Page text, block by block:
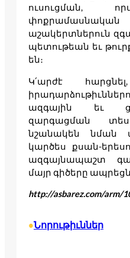
ուսուցման,
աշակերտներուն
պետութեան եւ
են։
Կ՛արժէ
ազգային եւ
զարգացման
նշանակեն նման
կարծես քսան-
ազգայնապաշտ
մայր գիծերը
http://asbarez.com/arm/
•Նորութիւններ